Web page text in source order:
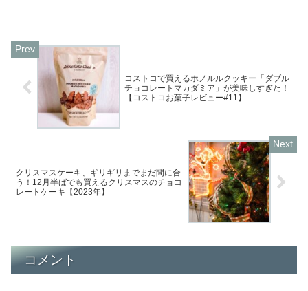
コストコで買えるホノルルクッキー「ダブル
チョコレートマカダミア」が美味しすぎた！
【コストコお菓子レビュー#11】
クリスマスケーキ、ギリギリまでまだ間に合
う！12月半ばでも買えるクリスマスのチョコ
レートケーキ【2023年】
コメント